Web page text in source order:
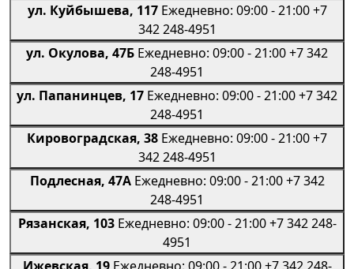
ул. Куйбышева, 117Ежедневно: 09:00 - 21:00+7
342 248-4951
ул. Окулова, 47Б Ежедневно: 09:00 - 21:00+7 342
248-4951
ул. Папанинцев, 17 Ежедневно: 09:00 - 21:00+7 342
248-4951
Кировоградская, 38 Ежедневно: 09:00 - 21:00+7
342 248-4951
Подлесная, 47АЕжедневно: 09:00 - 21:00+7 342
248-4951
Рязанская, 103Ежедневно: 09:00 - 21:00+7 342 248-
4951